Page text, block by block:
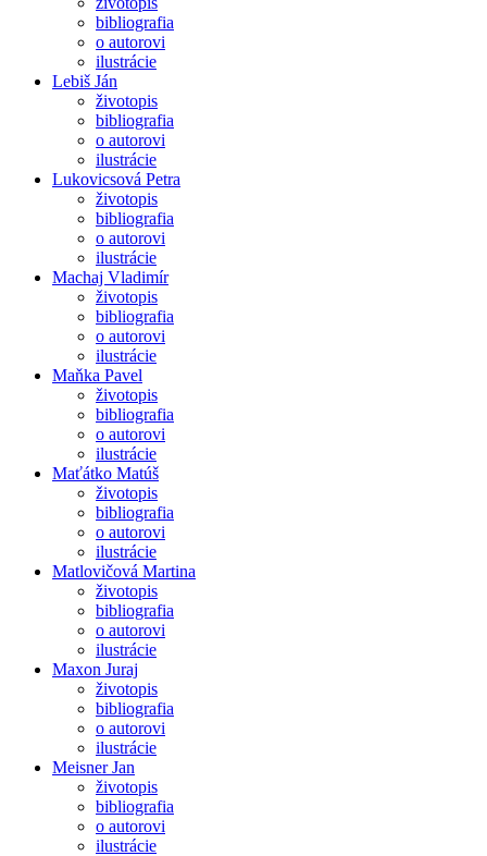
bibliografia
o autorovi
ilustrácie
Lebiš Ján
životopis
bibliografia
o autorovi
ilustrácie
Lukovicsová Petra
životopis
bibliografia
o autorovi
ilustrácie
Machaj Vladimír
životopis
bibliografia
o autorovi
ilustrácie
Maňka Pavel
životopis
bibliografia
o autorovi
ilustrácie
Maťátko Matúš
životopis
bibliografia
o autorovi
ilustrácie
Matlovičová Martina
životopis
bibliografia
o autorovi
ilustrácie
Maxon Juraj
životopis
bibliografia
o autorovi
ilustrácie
Meisner Jan
životopis
bibliografia
o autorovi
ilustrácie